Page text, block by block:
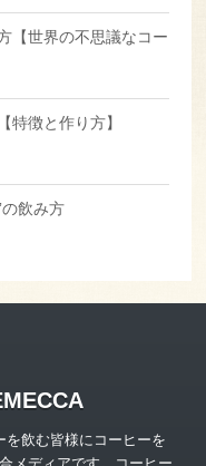
【世界の不思議なコー
特徴と作り方】
飲み方
飲む皆様にコーヒーを